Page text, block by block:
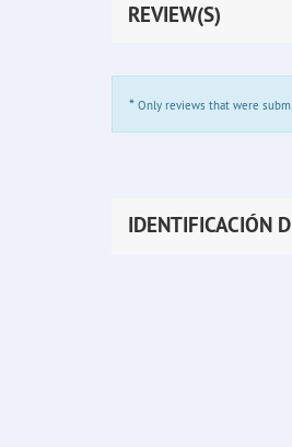
REVIEW(S)
* Only reviews that were
IDENTIFICACIÓN